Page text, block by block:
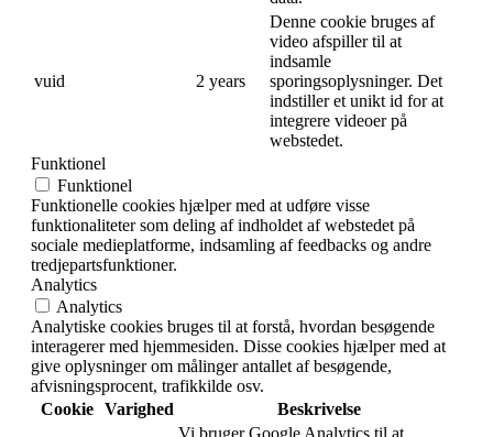
vuid 2 years
Denne cookie bruges af
video afspiller til at
indsamle
sporingsoplysninger. Det
indstiller et unikt id for at
integrere videoer på
webstedet.
Funktionel
Funktionel
Funktionelle cookies hjælper med at udføre visse
funktionaliteter som deling af indholdet af webstedet på
sociale medieplatforme, indsamling af feedbacks og andre
tredjepartsfunktioner.
Analytics
Analytics
Analytiske cookies bruges til at forstå, hvordan besøgende
interagerer med hjemmesiden. Disse cookies hjælper med at
give oplysninger om målinger antallet af besøgende,
afvisningsprocent, trafikkilde osv.
Cookie Varighed
Beskrivelse
Vi bruger Google Analytics til at